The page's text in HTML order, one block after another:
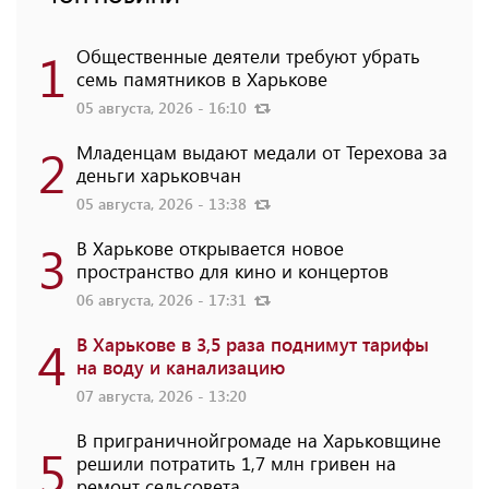
1 Общественные деятели требуют убрать
семь памятников в Харькове
05 августа, 2026 - 16:10
2 Младенцам выдают медали от Терехова за
деньги харьковчан
05 августа, 2026 - 13:38
3 В Харькове открывается новое
пространство для кино и концертов
06 августа, 2026 - 17:31
4 В Харькове в 3,5 раза поднимут тарифы
на воду и канализацию
07 августа, 2026 - 13:20
5 В приграничнойгромаде на Харьковщине
решили потратить 1,7 млн ​​гривен на